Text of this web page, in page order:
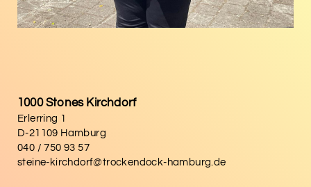
1000 Stones Kirchdorf
Erlerring 1
D-21109 Hamburg
040 / 750 93 57
steine-kirchdorf@trockendock-hamburg.de